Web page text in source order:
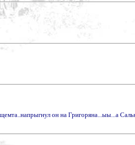
он на Григоряна...ыы...а